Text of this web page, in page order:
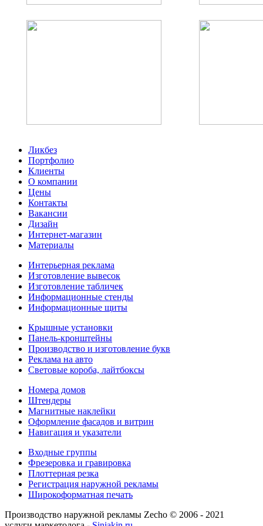
Световая карта Евразии
Интерьерная вывеска для банка
«Развитие»
Интерьерный несветовой логотип
Логотип из стали с подсветкой
Ликбез
Портфолио
Клиенты
О компании
Цены
Контакты
Вакансии
Дизайн
Интернет-магазин
Материалы
Интерьерная реклама
Изготовление вывесок
Изготовление табличек
Информационные стенды
Информационные щиты
Крышные установки
Панель-кронштейны
Производство и изготовление букв
Реклама на авто
Световые короба, лайтбоксы
Номера домов
Штендеры
Магнитные наклейки
Оформление фасадов и витрин
Навигация и указатели
Входные группы
Фрезеровка и гравировка
Плоттерная резка
Регистрация наружной рекламы
Широкоформатная печать
Производство наружной рекламы Zecho © 2006 - 2021